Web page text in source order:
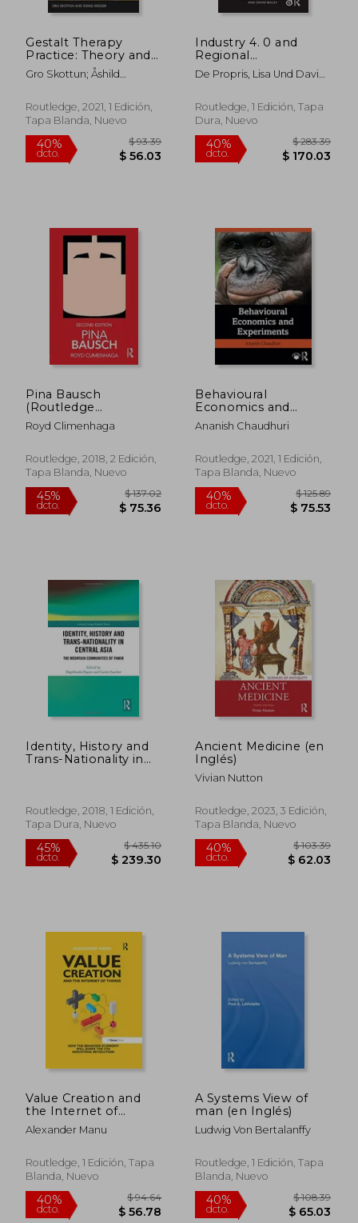
40% $ 102.14 45% $
Gestalt Therapy
Practice: Theory and
Experiential Learning
(The Gestalt Therapy
Inglés)
Gro Skottun; Åshild
Routledge, 2021, 1 Edición,
Tapa Blanda, Nuevo
Industry 4. 0 and
Regional
Transformations
(Regions and Cities)
De Propris, Lisa Und David
Routledge, 1 Edición, Tapa
Dura, Nuevo
Pina Bausch
(Routledge
Performance
Practitioners) (en
Royd Climenhaga
Routledge, 2018, 2 Edición,
Tapa Blanda, Nuevo
dcto.
Behavioural
Economics and
Experiments (en
Inglés)
Ananish Chaudhuri
Routledge, 2021, 1 Edición,
Tapa Blanda, Nuevo
dcto.
Identity, History and
Trans-Nationality in
Pamir (Central Asian
Studies) (en Inglés)
Routledge, 2018, 1 Edición,
Tapa Dura, Nuevo
Ancient Medicine (en
Inglés)
Vivian Nutton
Routledge, 2023, 3 Edición,
Tapa Blanda, Nuevo
Value Creation and
the Internet of
Things (en Inglés)
Alexander Manu
Routledge, 1 Edición, Tapa
Blanda, Nuevo
A Systems View of
man (en Inglés)
Ludwig Von Bertalanffy
Routledge, 1 Edición, Tapa
Blanda, Nuevo